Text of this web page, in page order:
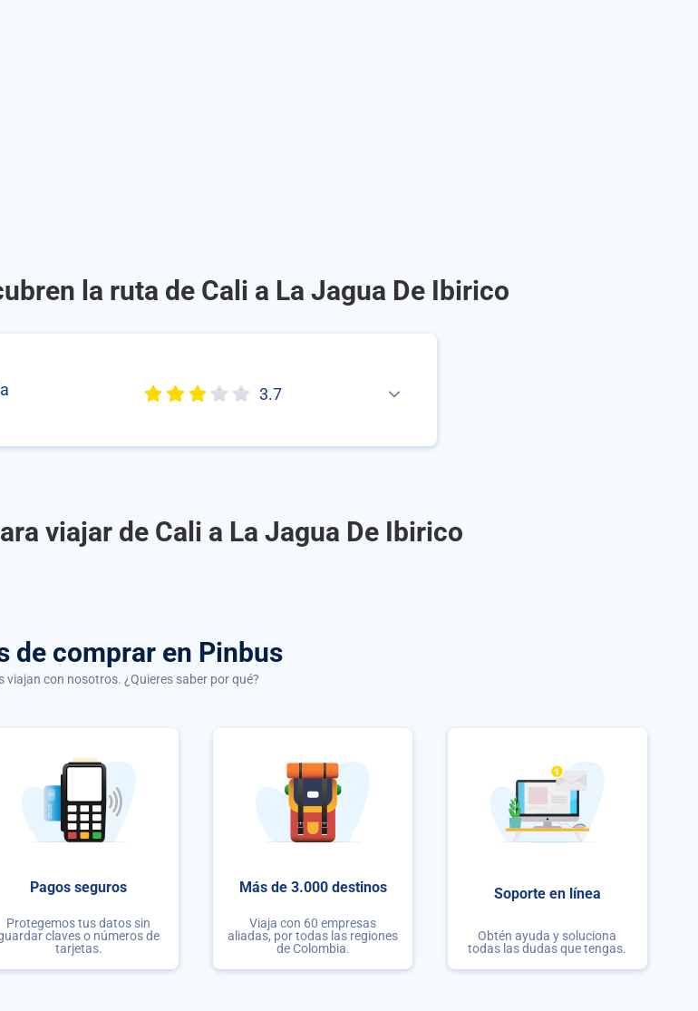
la ruta de Cali a La Jagua De Ibirico
3.7
viajar de Cali a La Jagua De Ibirico
de comprar en Pinbus
viajan con nosotros. ¿Quieres saber por qué?
Pagos seguros
Protegemos tus datos sin
claves o números de
tarjetas.
Más de 3.000 destinos
Viaja con 60 empresas
aliadas, por todas las regiones
de Colombia.
Soporte en línea
Obtén ayuda y soluciona
todas las dudas que tengas.